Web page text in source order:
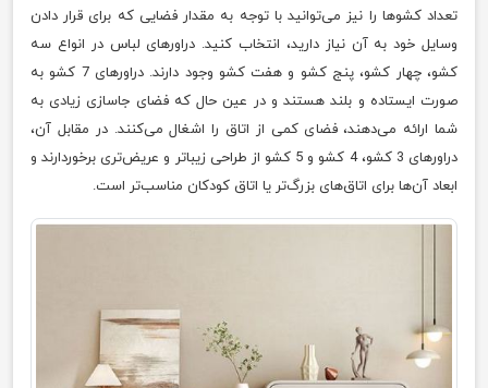
تعداد کشوها را نیز می‌توانید با توجه به مقدار فضایی که برای قرار دادن
وسایل خود به آن نیاز دارید، انتخاب کنید. دراورهای لباس در انواع سه
کشو، چهار کشو، پنج کشو و هفت کشو وجود دارند. دراورهای 7 کشو به
صورت ایستاده و بلند هستند و در عین حال که فضای جاسازی زیادی به
شما ارائه می‌دهند، فضای کمی از اتاق را اشغال می‌کنند. در مقابل آن،
دراورهای 3 کشو، 4 کشو و 5 کشو از طراحی زیباتر و عریض‌تری برخوردارند و
ابعاد آن‌ها برای اتاق‌های بزرگ‌تر یا اتاق کودکان مناسب‌تر است.